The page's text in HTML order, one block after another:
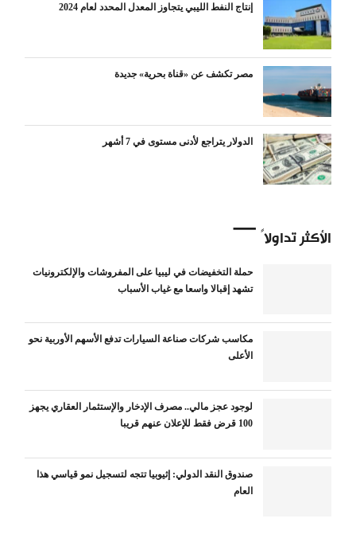
إنتاج النفط الليبي يتجاوز المعدل المحدد لعام 2024
مصر تكشف عن «قناة بحرية» جديدة
الدولار يتراجع لأدنى مستوى في 7 أشهر
الأكثر تداولاً
حملة التخفيضات في ليبيا على المفروشات والإلكترونيات
تشهد إقبالا واسعا مع غياب الأسباب
مكاسب شركات صناعة السيارات تدفع الأسهم الأوربية نحو
الأعلى
لوجود عجز مالي.. مصرف الإدخار والإستثمار العقاري يجهز
100 قرض فقط للإعلان عنهم قريبا
صندوق النقد الدولي: إثيوبيا تتجه لتسجيل نمو قياسي هذا
العام